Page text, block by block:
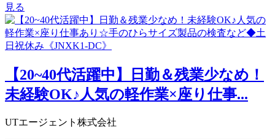
見る
【20~40代活躍中】日勤＆残業少なめ！
未経験OK♪人気の軽作業×座り仕事...
UTエージェント株式会社